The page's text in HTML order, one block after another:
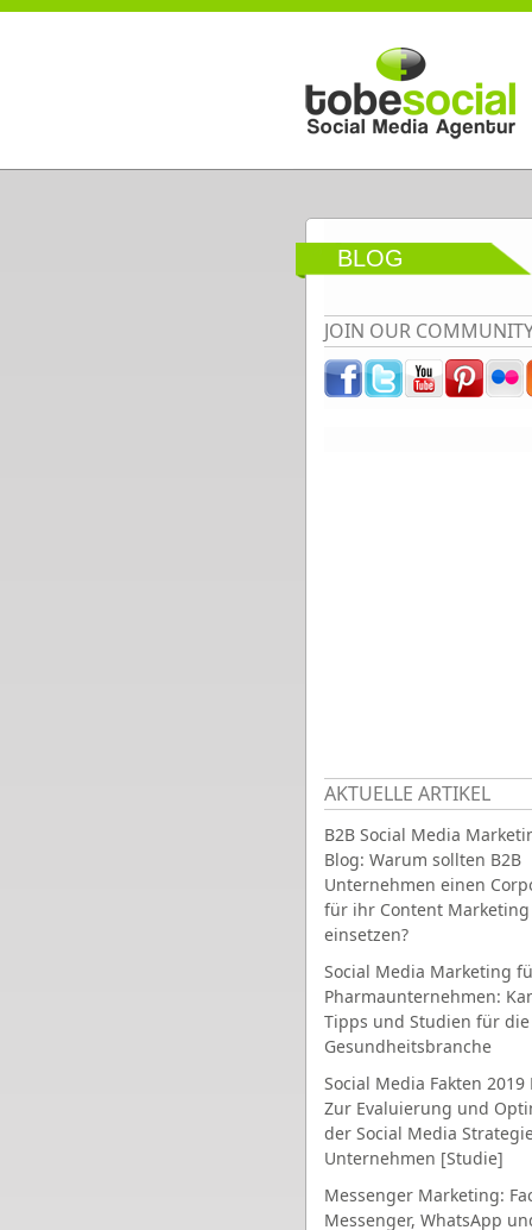
Direkt zum Inhalt
BLOG
JOIN OUR
AKTUELLE ARTIKEL
B2B Social Media
Blog: Warum sollten B2B
Unternehmen einen
für ihr Content Marketing
einsetzen?
Social Media Marketing
Pharmaunternehmen:
Tipps und Studien für die
Gesundheitsbranche
Social Media Fakten 2019
Zur Evaluierung und
der Social Media
Unternehmen [Studie]
Messenger Marketing:
Messenger, WhatsApp